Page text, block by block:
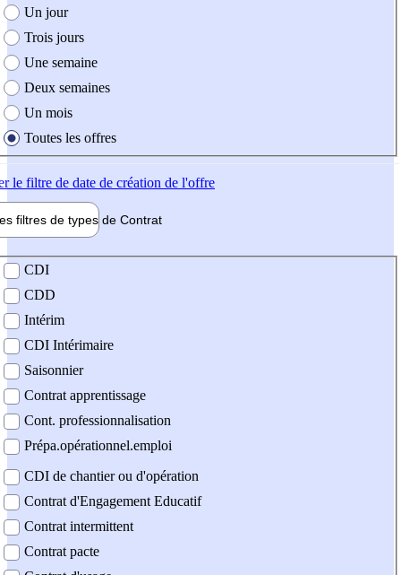
création de l'offre
Un jour
Trois jours
Une semaine
Deux semaines
Un mois
Toutes les offres
le filtre de date de création de l'offre
filtres de types de Contrat
contrat
CDI
CDD
Intérim
CDI Intérimaire
Saisonnier
Contrat apprentissage
Cont. professionnalisation
Prépa.opérationnel.emploi
CDI de chantier ou d'opération
Contrat d'Engagement Educatif
Contrat intermittent
Contrat pacte